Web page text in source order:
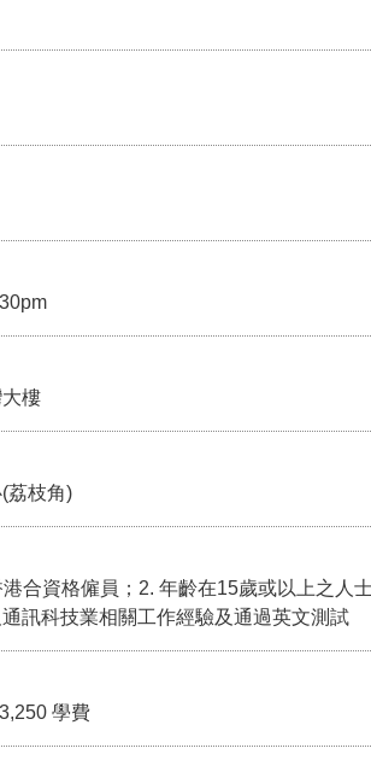
樓
荔枝角)
合資格僱員；2. 年齡在15歲或以上之人
訊科技業相關工作經驗及通過英文測試
學費